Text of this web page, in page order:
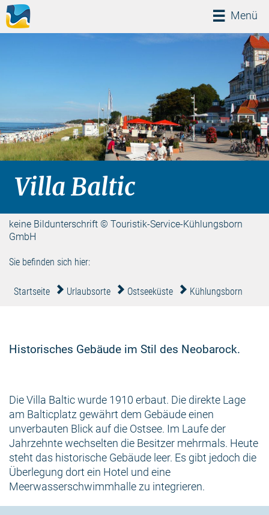
Menü
Menü
keine Bildunterschrift © Touristik-Service-Kühlungsborn
GmbH
Villa Baltic
Sie befinden sich hier:
Startseite Urlaubsorte Ostseeküste Kühlungsborn
Historisches Gebäude im Stil des Neobarock.
Die Villa Baltic wurde 1910 erbaut. Die direkte Lage
am Balticplatz gewährt dem Gebäude einen
unverbauten Blick auf die Ostsee. Im Laufe der
Jahrzehnte wechselten die Besitzer mehrmals. Heute
steht das historische Gebäude leer. Es gibt jedoch die
Überlegung dort ein Hotel und eine
Meerwasserschwimmhalle zu integrieren.